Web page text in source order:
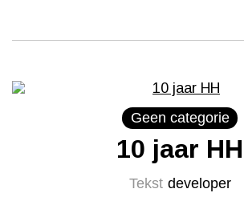
Geen categorie
10 jaar HH
Tekst developer